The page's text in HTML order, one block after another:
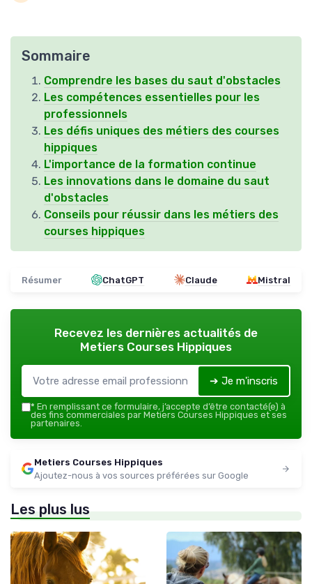
Sommaire
Comprendre les bases du saut d'obstacles
Les compétences essentielles pour les
professionnels
Les défis uniques des métiers des courses
hippiques
L'importance de la formation continue
Les innovations dans le domaine du saut
d'obstacles
Conseils pour réussir dans les métiers des
courses hippiques
Résumer ChatGPT Claude Mistral
Recevez les dernières actualités de
Metiers Courses Hippiques
➔ Je m'inscris
* En remplissant ce formulaire, j’accepte d’être contacté(e) à
des fins commerciales par Metiers Courses Hippiques et ses
partenaires.
Metiers Courses Hippiques
Ajoutez-nous à vos sources préférées sur Google
Les plus lus